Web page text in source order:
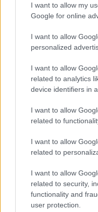
I want to allow my
Google for online
I want to allow
personalized
I want to allow
related to analytics
device identifiers in
I want to allow
related to
I want to allow
related to
I want to allow
related to security,
functionality and
user protection.
Análisis de la
Sánchez
La crisis migratoria en
POLÍTICA